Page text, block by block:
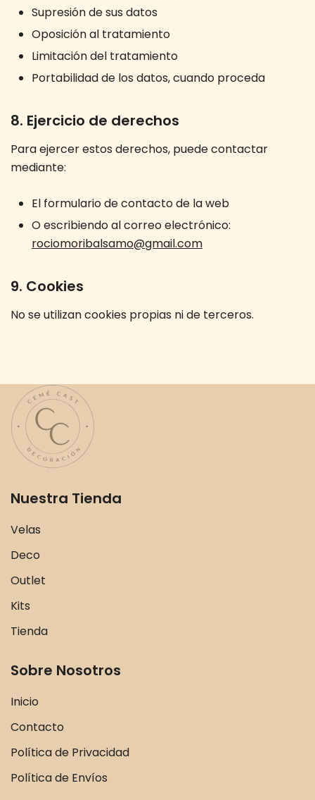
Supresión de sus datos
Oposición al tratamiento
Limitación del tratamiento
Portabilidad de los datos, cuando proceda
8. Ejercicio de derechos
Para ejercer estos derechos, puede contactar
mediante:
El formulario de contacto de la web
O escribiendo al correo electrónico:
rociomoribalsamo@gmail.com
9. Cookies
No se utilizan cookies propias ni de terceros.
Nuestra Tienda
Velas
Deco
Outlet
Kits
Tienda
Sobre Nosotros
Inicio
Contacto
Política de Privacidad
Política de Envíos